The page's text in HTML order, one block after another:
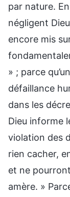
par nature.
négligent
encore mis
» ; parce
défaillance
dans les
Dieu informe
violation des
rien cacher,
et ne
amère. »